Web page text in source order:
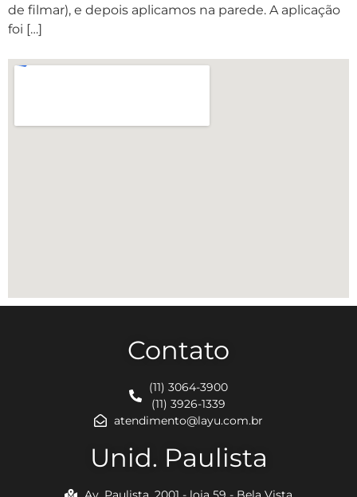
de filmar), e depois aplicamos na parede. A aplicação
foi […]
Contato
(11) 3064-3900
(11) 3926-1339
atendimento@layu.com.br
Unid. Paulista